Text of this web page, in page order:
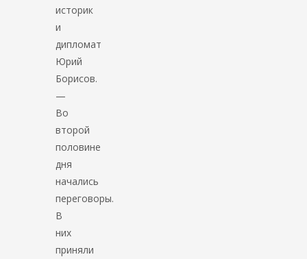
историк
и
дипломат
Юрий
Борисов.
—
Во
второй
половине
дня
начались
переговоры.
В
них
приняли